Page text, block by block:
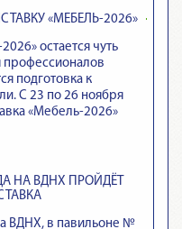
«МЕБЕЛЬ-2026»
остается чуть
профессионалов
подготовка к
С 23 по 26 ноября
«Мебель-2026»
НА ВДНХ ПРОЙДЁТ
ВДНХ, в павильоне №